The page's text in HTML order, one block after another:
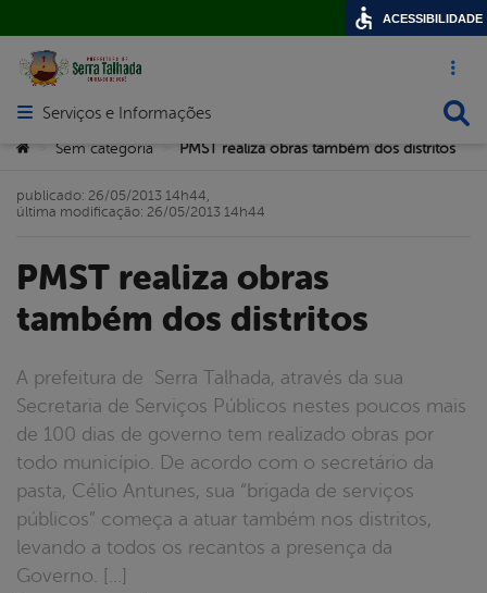
Acesso
Abrir menu principal de navegação
Serviços e Informações
Você está aqui:
Sem categoria PMST realiza obras também dos distritos
PMST realiza obras
também dos distritos
A prefeitura de Serra Talhada, através da sua
Secretaria de Serviços Públicos nestes poucos mais
de 100 dias de governo tem realizado obras por
todo município. De acordo com o secretário da
pasta, Célio Antunes, sua “brigada de serviços
públicos” começa a atuar também nos distritos,
levando a todos os recantos a presença da
Governo. […]
publicado: 26/05/2013 14h44,
última modificação: 26/05/2013 14h44
ACESSIBILIDADE